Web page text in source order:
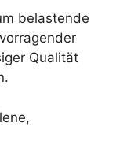
belastende
Qualität